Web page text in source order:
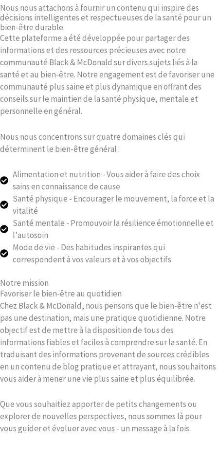
Nous nous attachons à fournir un contenu qui inspire des
décisions intelligentes et respectueuses de la santé pour un
bien-être durable.
Cette plateforme a été développée pour partager des
informations et des ressources précieuses avec notre
communauté Black & McDonald sur divers sujets liés à la
santé et au bien-être. Notre engagement est de favoriser une
communauté plus saine et plus dynamique en offrant des
conseils sur le maintien de la santé physique, mentale et
personnelle en général.
Nous nous concentrons sur quatre domaines clés qui
déterminent le bien-être général :
Alimentation et nutrition - Vous aider à faire des choix
sains en connaissance de cause
Santé physique - Encourager le mouvement, la force et la
vitalité
Santé mentale - Promouvoir la résilience émotionnelle et
l'autosoin
Mode de vie - Des habitudes inspirantes qui
correspondent à vos valeurs et à vos objectifs
Notre mission
Favoriser le bien-être au quotidien
Chez Black & McDonald, nous pensons que le bien-être n'est
pas une destination, mais une pratique quotidienne. Notre
objectif est de mettre à la disposition de tous des
informations fiables et faciles à comprendre sur la santé. En
traduisant des informations provenant de sources crédibles
en un contenu de blog pratique et attrayant, nous souhaitons
vous aider à mener une vie plus saine et plus équilibrée.
Que vous souhaitiez apporter de petits changements ou
explorer de nouvelles perspectives, nous sommes là pour
vous guider et évoluer avec vous - un message à la fois.